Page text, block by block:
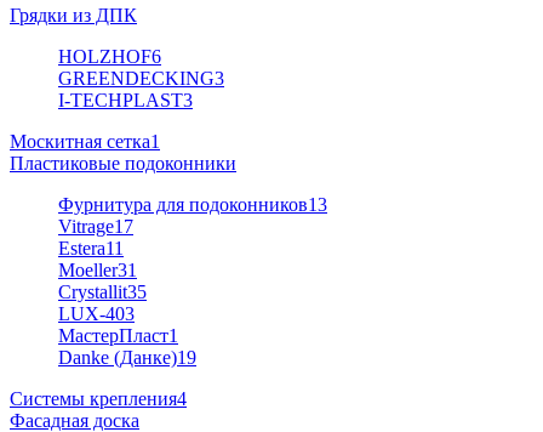
Грядки из ДПК
HOLZHOF6
GREENDECKING3
I-TECHPLAST3
Москитная сетка1
Пластиковые подоконники
Фурнитура для подоконников13
Vitrage17
Estera11
Moeller31
Crystallit35
LUX-403
МастерПласт1
Danke (Данке)19
Системы крепления4
Фасадная доска